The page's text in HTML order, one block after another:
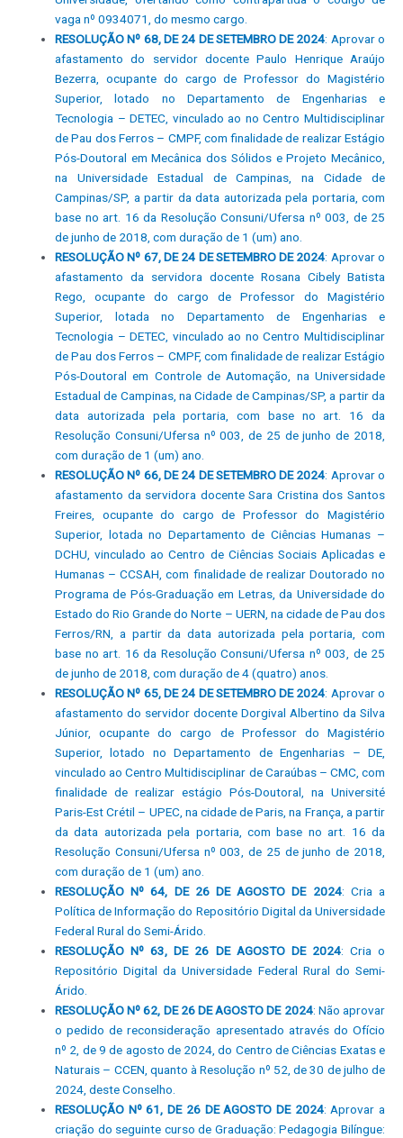
vaga nº 0934071, do mesmo cargo.
RESOLUÇÃO Nº 68, DE 24 DE SETEMBRO DE 2024: Aprovar o
afastamento do servidor docente Paulo Henrique Araújo
Bezerra, ocupante do cargo de Professor do Magistério
Superior, lotado no Departamento de Engenharias e
Tecnologia – DETEC, vinculado ao no Centro Multidisciplinar
de Pau dos Ferros – CMPF, com finalidade de realizar Estágio
Pós-Doutoral em Mecânica dos Sólidos e Projeto Mecânico,
na Universidade Estadual de Campinas, na Cidade de
Campinas/SP, a partir da data autorizada pela portaria, com
base no art. 16 da Resolução Consuni/Ufersa nº 003, de 25
de junho de 2018, com duração de 1 (um) ano.
RESOLUÇÃO Nº 67, DE 24 DE SETEMBRO DE 2024: Aprovar o
afastamento da servidora docente Rosana Cibely Batista
Rego, ocupante do cargo de Professor do Magistério
Superior, lotada no Departamento de Engenharias e
Tecnologia – DETEC, vinculado ao no Centro Multidisciplinar
de Pau dos Ferros – CMPF, com finalidade de realizar Estágio
Pós-Doutoral em Controle de Automação, na Universidade
Estadual de Campinas, na Cidade de Campinas/SP, a partir da
data autorizada pela portaria, com base no art. 16 da
Resolução Consuni/Ufersa nº 003, de 25 de junho de 2018,
com duração de 1 (um) ano.
RESOLUÇÃO Nº 66, DE 24 DE SETEMBRO DE 2024: Aprovar o
afastamento da servidora docente Sara Cristina dos Santos
Freires, ocupante do cargo de Professor do Magistério
Superior, lotada no Departamento de Ciências Humanas –
DCHU, vinculado ao Centro de Ciências Sociais Aplicadas e
Humanas – CCSAH, com finalidade de realizar Doutorado no
Programa de Pós-Graduação em Letras, da Universidade do
Estado do Rio Grande do Norte – UERN, na cidade de Pau dos
Ferros/RN, a partir da data autorizada pela portaria, com
base no art. 16 da Resolução Consuni/Ufersa nº 003, de 25
de junho de 2018, com duração de 4 (quatro) anos.
RESOLUÇÃO Nº 65, DE 24 DE SETEMBRO DE 2024: Aprovar o
afastamento do servidor docente Dorgival Albertino da Silva
Júnior, ocupante do cargo de Professor do Magistério
Superior, lotado no Departamento de Engenharias – DE,
vinculado ao Centro Multidisciplinar de Caraúbas – CMC, com
finalidade de realizar estágio Pós-Doutoral, na Université
Paris-Est Crétil – UPEC, na cidade de Paris, na França, a partir
da data autorizada pela portaria, com base no art. 16 da
Resolução Consuni/Ufersa nº 003, de 25 de junho de 2018,
com duração de 1 (um) ano.
RESOLUÇÃO Nº 64, DE 26 DE AGOSTO DE 2024: Cria a
Política de Informação do Repositório Digital da Universidade
Federal Rural do Semi-Árido.
RESOLUÇÃO Nº 63, DE 26 DE AGOSTO DE 2024: Cria o
Repositório Digital da Universidade Federal Rural do Semi-
Árido.
RESOLUÇÃO Nº 62, DE 26 DE AGOSTO DE 2024: Não aprovar
o pedido de reconsideração apresentado através do Ofício
nº 2, de 9 de agosto de 2024, do Centro de Ciências Exatas e
Naturais – CCEN, quanto à Resolução nº 52, de 30 de julho de
2024, deste Conselho.
RESOLUÇÃO Nº 61, DE 26 DE AGOSTO DE 2024: Aprovar a
criação do seguinte curso de Graduação: Pedagogia Bilíngue: